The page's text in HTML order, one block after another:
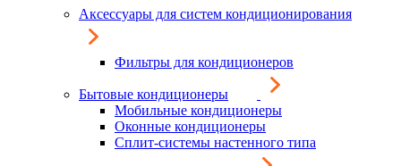
Аксессуары для систем кондиционирования
Фильтры для кондиционеров
Бытовые кондиционеры
Мобильные кондиционеры
Оконные кондиционеры
Сплит-системы настенного типа